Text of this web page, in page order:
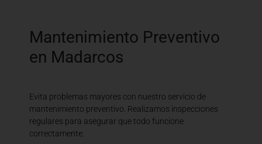
Mantenimiento Preventivo
en Madarcos
Evita problemas mayores con nuestro servicio de
mantenimiento preventivo. Realizamos inspecciones
regulares para asegurar que todo funcione
correctamente.